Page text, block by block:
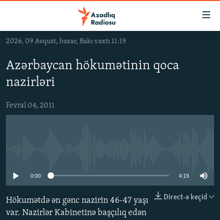
Əsas
qayıt
naviqasiyaya
qayıt
Axtarışa
#İZAHLA
KORRUPSIOMETR
#ƏSLINDƏ
MULTIMEDIA
FOTOQALEREYA
RADIO ARXIV
OXU ZALI
HAQQIMIZDA
2026, 09 Avqust, bazar, Bakı vaxtı 11:19
Azərbaycan hökumətinin qoca
nazirləri
Fevral 04, 2011
0:00 4:19
Direct-ə keçid
Hökumətdə ən gənc nazirin 46-47 yaşı
var. Nazirlər Kabinetinə başçılıq edən